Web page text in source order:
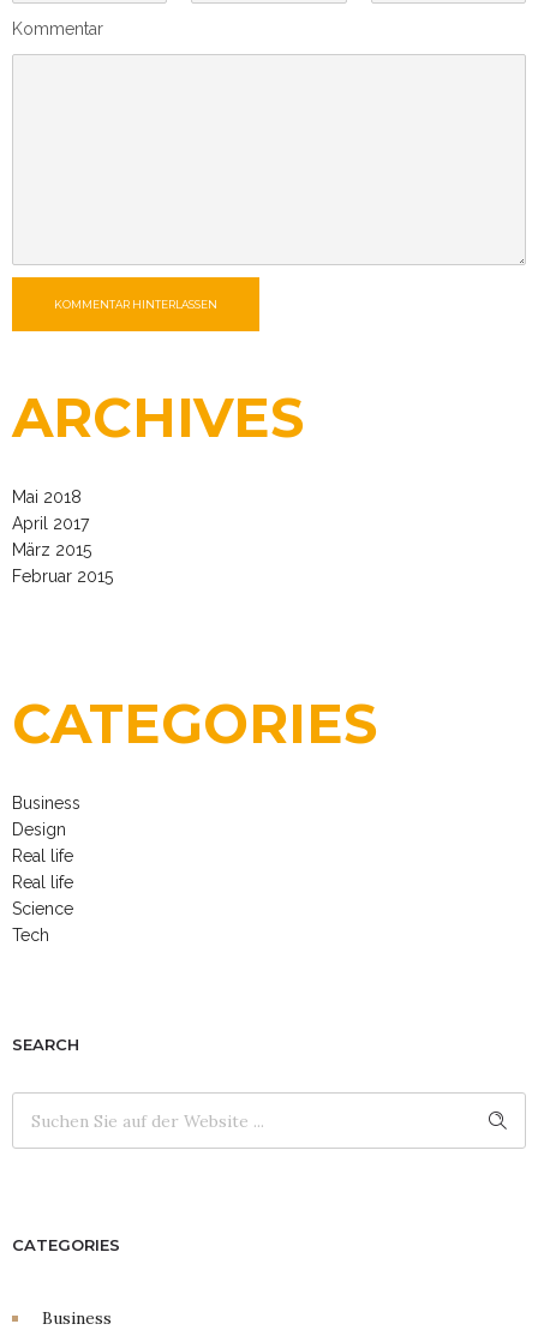
Kommentar
KOMMENTAR HINTERLASSEN
ARCHIVES
Mai 2018
April 2017
März 2015
Februar 2015
CATEGORIES
Business
Design
Real life
Real life
Science
Tech
SEARCH
CATEGORIES
Business